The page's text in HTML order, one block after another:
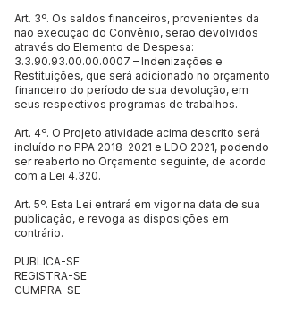
Art. 3º. Os saldos financeiros, provenientes da
não execução do Convênio, serão devolvidos
através do Elemento de Despesa:
3.3.90.93.00.00.0007 – Indenizações e
Restituições, que será adicionado no orçamento
financeiro do período de sua devolução, em
seus respectivos programas de trabalhos.
Art. 4º. O Projeto atividade acima descrito será
incluído no PPA 2018-2021 e LDO 2021, podendo
ser reaberto no Orçamento seguinte, de acordo
com a Lei 4.320.
Art. 5º. Esta Lei entrará em vigor na data de sua
publicação, e revoga as disposições em
contrário.
PUBLICA-SE
REGISTRA-SE
CUMPRA-SE